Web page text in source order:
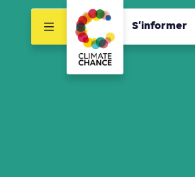
S’informer